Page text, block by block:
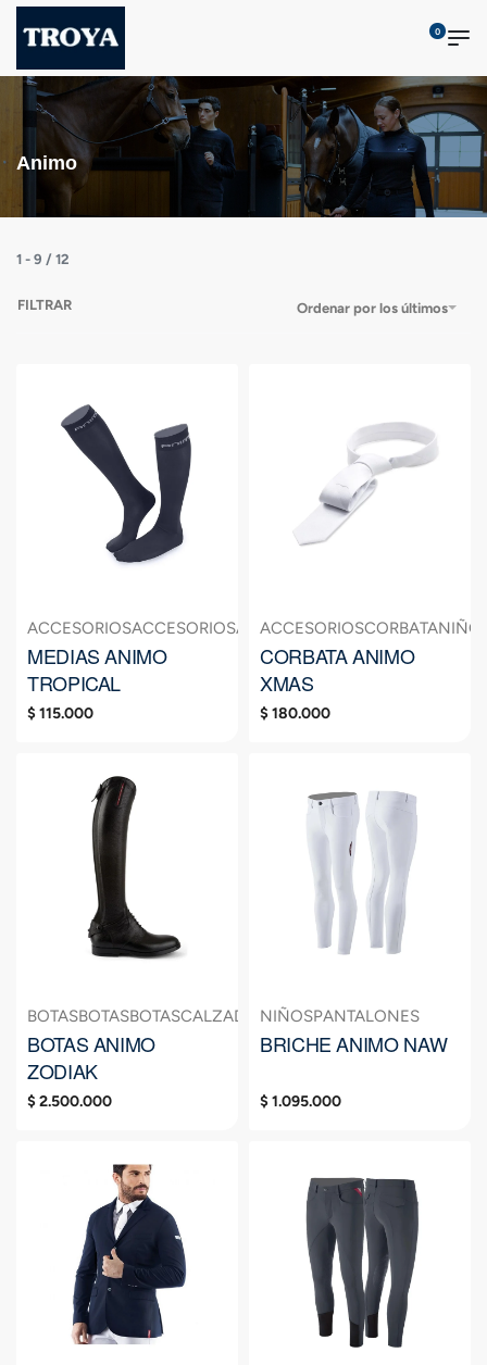
0
Animo
1 - 9 / 12
Ordenar por los últimos
FILTRAR
ACCESORIOSACCESORIOSACCESORIOSHOMBREMEDIAS
MEDIAS ANIMO
TROPICAL
$115.000
ACCESORIOSCORBATA
CORBATA ANIMO
XMAS
$180.000
BOTASBOTASBOTASCALZADO CALZADOCALZADOCUERO
BOTAS ANIMO
ZODIAK
$2.500.000
NIÑOSPANTALONES
BRICHE ANIMO NAW
$1.095.000